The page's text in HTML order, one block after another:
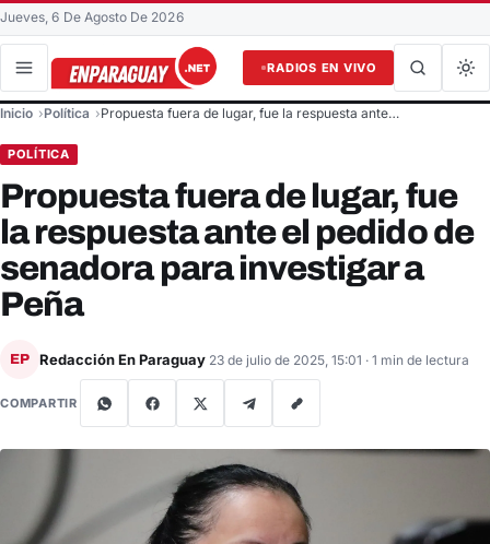
Jueves, 6 De Agosto De 2026
RADIOS EN VIVO
Buscar en el sitio
Inicio Política Propuesta fuera de lugar, fue la respuesta ante…
POLÍTICA
Propuesta fuera de lugar, fue
la respuesta ante el pedido de
senadora para investigar a
Peña
EP Redacción En Paraguay 23 de julio de 2025, 15:01 · 1 min de lectura
COMPARTIR